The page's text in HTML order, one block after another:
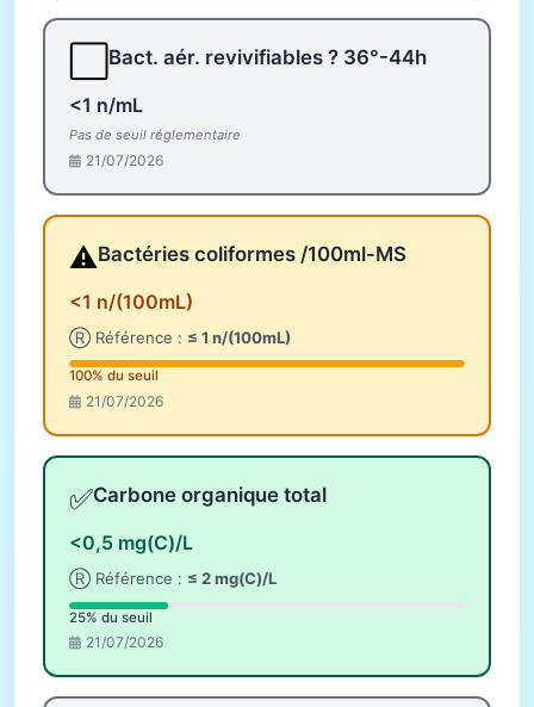
Bact. aér. revivifiables ? 36°-44h
<1 n/mL
Pas de seuil réglementaire
21/07/2026
⚠️Bactéries coliformes /100ml-MS
<1 n/(100mL)
Ⓡ Référence : ≤ 1 n/(100mL)
100% du seuil
21/07/2026
✅Carbone organique total
<0,5 mg(C)/L
Ⓡ Référence : ≤ 2 mg(C)/L
25% du seuil
21/07/2026